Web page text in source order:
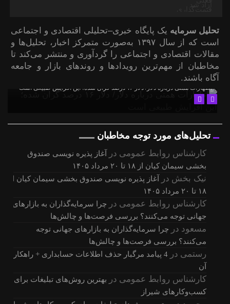
تحلیل سرمایه یک پایگاه خبری–تحلیلی اقتصادی و اجتماعی
است که از سال ۱۳۹۷ به‌صورت متمرکز اخبار، تحلیل‌ها و
مقالات اقتصادی و اجتماعی را گردآوری و منتشر می‌کند تا
مخاطبان از مهم‌ترین رویدادها و روندهای بازار و جامعه
آگاه باشند.
اظهارات همتی درباره دلار/ دلار ۱۶ درصد گران شده؛ این افزایش طبیعی است
تحلیل‌های مورد توجه مخاطبان
کارشناس روابط عمومی در آغاز پذیره نویسی صندوق
بخشی سیمان کیان از ۱۸ تا ۲۰ مرداد ۱۴۰۵
نیک بخش در آغاز پذیره نویسی صندوق بخشی سیمان کیان از
۱۸ تا ۲۰ مرداد ۱۴۰۵
کارشناس روابط عمومی در
چرا سرمایه‌گذاران به بازارهای
جهانی توجه می‌کنند؟ بررسی فرصت‌ها و چالش‌ها
مسعود در
چرا سرمایه‌گذاران به بازارهای جهانی توجه
می‌کنند؟ بررسی فرصت‌ها و چالش‌ها
رستمی در
4 پیامد مرگبار حذف اطلاعات حسابداری + راهکار
آن
کارشناس روابط عمومی در
بهترین روش‌های تبلیغات برای
کسب‌وکارهای شیراز